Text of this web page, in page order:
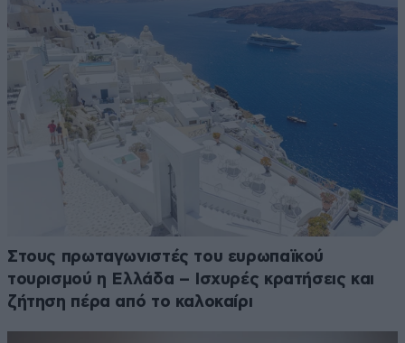
Στους πρωταγωνιστές του ευρωπαϊκού
τουρισμού η Ελλάδα – Ισχυρές κρατήσεις και
ζήτηση πέρα από το καλοκαίρι